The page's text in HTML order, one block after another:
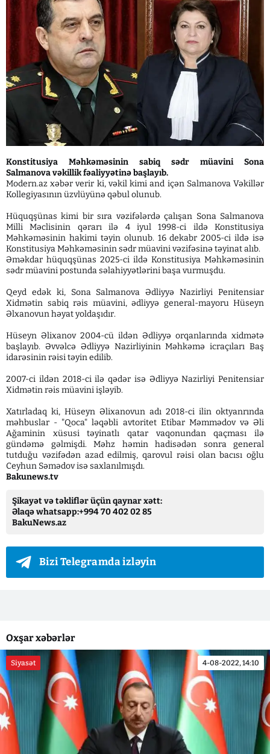
Konstitusiya Məhkəməsinin sabiq sədr müavini Sona
Salmanova vəkillik fəaliyyətinə başlayıb.
Modern.az xəbər verir ki, vəkil kimi and içən Salmanova Vəkillər
Kollegiyasının üzvlüyünə qəbul olunub.
Hüquqşünas kimi bir sıra vəzifələrdə çalışan Sona Salmanova
Milli Məclisinin qərarı ilə 4 iyul 1998-ci ildə Konstitusiya
Məhkəməsinin hakimi təyin olunub. 16 dekabr 2005-ci ildə isə
Konstitusiya Məhkəməsinin sədr müavini vəzifəsinə təyinat alıb.
Əməkdar hüquqşünas 2025-ci ildə Konstitusiya Məhkəməsinin
sədr müavini postunda səlahiyyətlərini başa vurmuşdu.
Qeyd edək ki, Sona Salmanova Ədliyyə Nazirliyi Penitensiar
Xidmətin sabiq rəis müavini, ədliyyə general-mayoru Hüseyn
Əlxanovun həyat yoldaşıdır.
Hüseyn Əlixanov 2004-cü ildən Ədliyyə orqanlarında xidmətə
başlayıb. Əvvəlcə Ədliyyə Nazirliyinin Məhkəmə icraçıları Baş
idarəsinin rəisi təyin edilib.
2007-ci ildən 2018-ci ilə qədər isə Ədliyyə Nazirliyi Penitensiar
Xidmətin rəis müavini işləyib.
Xatırladaq ki, Hüseyn Əlixanovun adı 2018-ci ilin oktyanrında
məhbuslar - "Qoca" ləqəbli avtoritet Etibar Məmmədov və Əli
Ağaminin xüsusi təyinatlı qatar vaqonundan qaçması ilə
gündəmə gəlmişdi. Məhz həmin hadisədən sonra general
tutduğu vəzifədən azad edilmiş, qarovul rəisi olan bacısı oğlu
Ceyhun Səmədov isə saxlanılmışdı.
Bakunews.tv
Şikayət və təkliflər üçün qaynar xətt:
Əlaqə whatsapp:+994 70 402 02 85
BakuNews.az
Bizi Telegramda izləyin
Oxşar xəbərlər
Siyasət 4-08-2022, 14:10